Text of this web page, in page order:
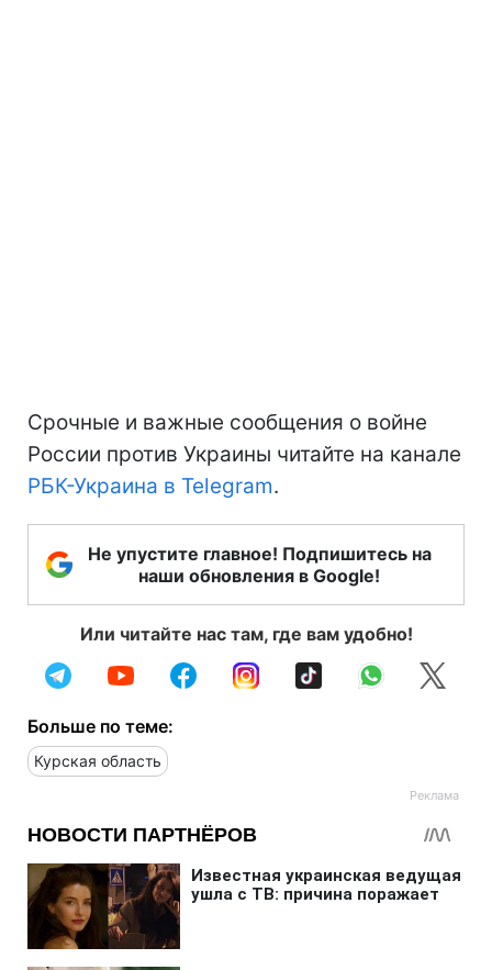
Срочные и важные сообщения о войне
России против Украины читайте на канале
РБК-Украина в Telegram.
Не упустите главное! Подпишитесь на
наши обновления в Google!
Или читайте нас там, где вам удобно!
Больше по теме:
Курская область